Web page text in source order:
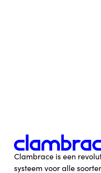
Clambrace is een
systeem voor alle